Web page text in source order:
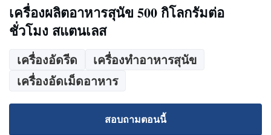
เครื่องผลิตอาหารสุนัข 500 กิโลกรัมต่อ
ชั่วโมง สแตนเลส
เครื่องอัดรีด
เครื่องทำอาหารสุนัข
เครื่องอัดเม็ดอาหาร
สอบถามตอนนี้